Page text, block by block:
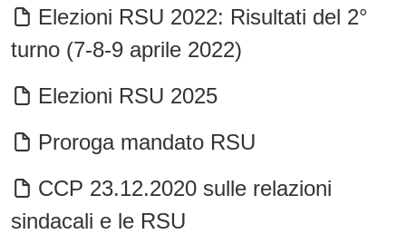
Elezioni RSU 2022: Risultati del 2°
turno (7-8-9 aprile 2022)
Elezioni RSU 2025
Proroga mandato RSU
CCP 23.12.2020 sulle relazioni
sindacali e le RSU